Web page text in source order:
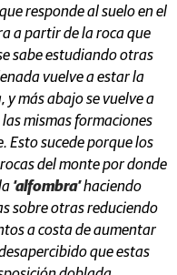
responde al suelo en el
a partir de la roca que
sabe estudiando otras
vuelve a estar la
más abajo se vuelve a
mismas formaciones
Esto sucede porque los
del monte por donde
‘alfombra’haciendo
sobre otras reduciendo
a costa de aumentar
que estas